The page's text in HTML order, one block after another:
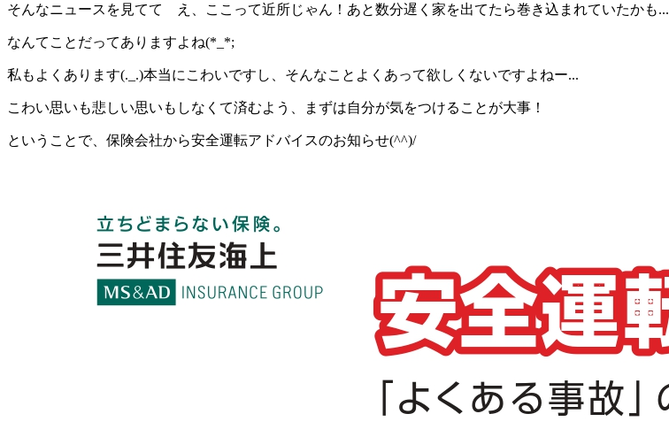
そんなニュースを見てて え、ここって近所じゃん！あと数分遅く家を出てたら巻き込まれていたかも...
なんてことだってありますよね(*_*;
私もよくあります(._.)本当にこわいですし、そんなことよくあって欲しくないですよねー...
こわい思いも悲しい思いもしなくて済むよう、まずは自分が気をつけることが大事！
ということで、保険会社から安全運転アドバイスのお知らせ(^^)/